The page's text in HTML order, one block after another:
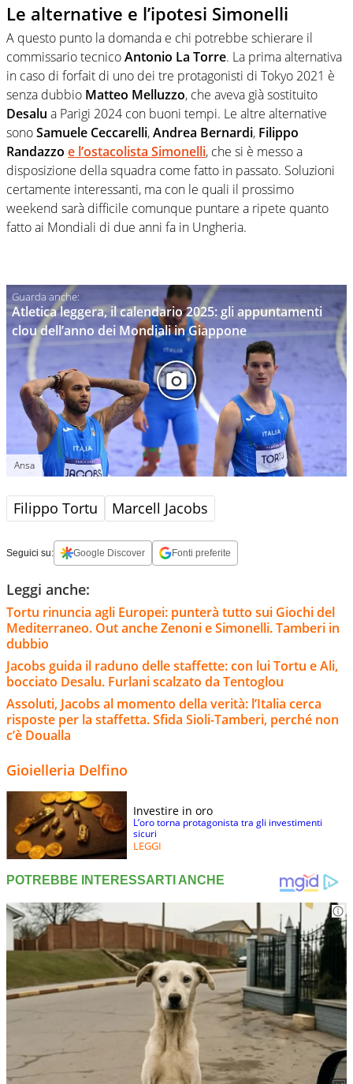
Le alternative e l’ipotesi Simonelli
A questo punto la domanda e chi potrebbe schierare il
commissario tecnicoAntonio La Torre. La prima alternativa
in caso di forfait di uno dei tre protagonisti di Tokyo 2021 è
senza dubbio Matteo Melluzzo, che aveva già sostituito
Desalu a Parigi 2024 con buoni tempi. Le altre alternative
sonoSamuele Ceccarelli,Andrea Bernardi, Filippo
Randazzo e l’ostacolista Simonelli, che si è messo a
disposizione della squadra come fatto in passato. Soluzioni
certamente interessanti, ma con le quali il prossimo
weekend sarà difficile comunque puntare a ripete quanto
fatto ai Mondiali di due anni fa in Ungheria.
Atletica leggera, il calendario 2025: gli appuntamenti
clou dell’anno dei Mondiali in Giappone
Ansa
Filippo Tortu Marcell Jacobs
Seguici su: Google Discover Fonti preferite
Leggi anche:
Tortu rinuncia agli Europei: punterà tutto sui Giochi del
Mediterraneo. Out anche Zenoni e Simonelli. Tamberi in
dubbio
Jacobs guida il raduno delle staffette: con lui Tortu e Ali,
bocciato Desalu. Furlani scalzato da Tentoglou
Assoluti, Jacobs al momento della verità: l’Italia cerca
risposte per la staffetta. Sfida Sioli-Tamberi, perché non
c’è Doualla
Gioielleria Delfino
Investire in oro
L’oro torna protagonista tra gli investimenti
sicuri
LEGGI